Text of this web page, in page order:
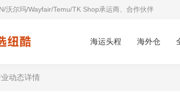
尔玛/Wayfair/Temu/TK Shop承运商、合作伙伴
海运头程 海外仓
动态详情